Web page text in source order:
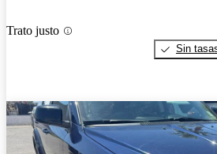
Trato justo
Sin